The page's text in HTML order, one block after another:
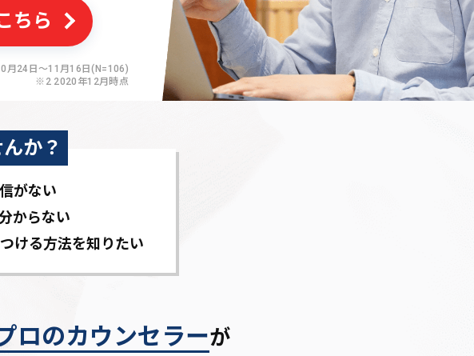
ちら
月24日〜11月16日(N=106)
※2 2020年12月時点
か？
がない
からない
ける方法を知りたい
ロのカウンセラーが